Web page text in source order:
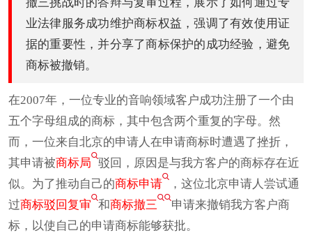
业法律服务成功维护商标权益，强调了有效使用证
据的重要性，并分享了商标保护的成功经验，避免
商标被撤销。
在2007年，一位专业的音响领域客户成功注册了一个由
五个字母组成的商标，其中包含两个重复的字母。然
而，一位来自北京的申请人在申请商标时遭遇了挫折，
其申请被商标局 驳回，原因是与我方客户的商标存在近
似。为了推动自己的商标申请
，这位北京申请人尝试通
过商标驳回复审 和商标撤三
申请来撤销我方客户商
标，以使自己的申请商标能够获批。